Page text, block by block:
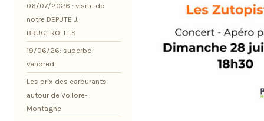
06/07/2026 : visite de
notre DEPUTE J.
BRUGEROLLES
19/06/26: superbe
vendredi
Les prix des carburants
autour de Vollore-
Montagne